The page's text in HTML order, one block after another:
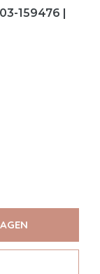
159476 |